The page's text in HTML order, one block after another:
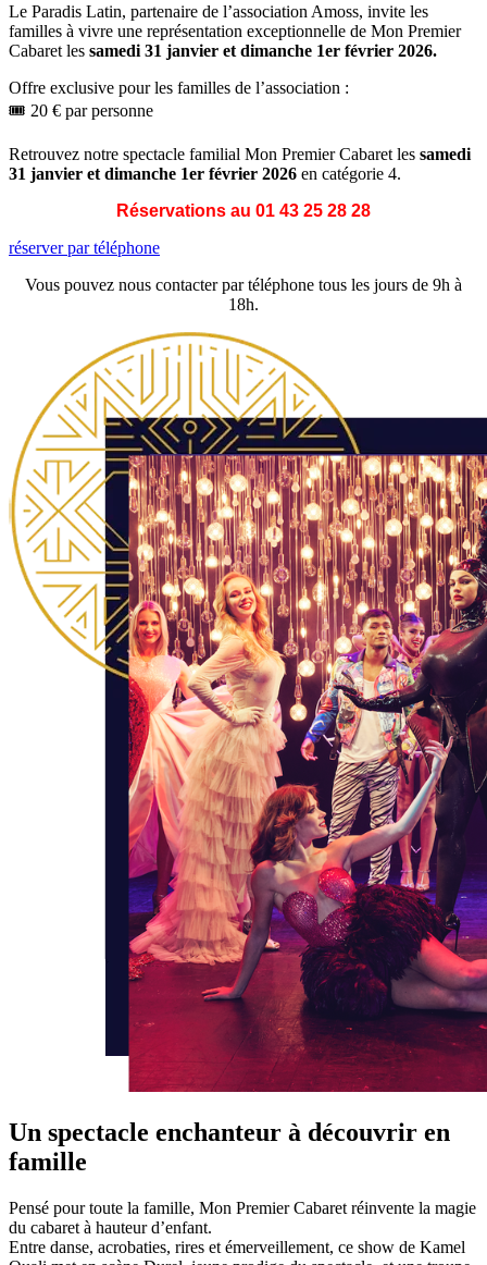
Le Paradis Latin, partenaire de l’association Amoss, invite les
familles à vivre une représentation exceptionnelle de Mon Premier
Cabaret les samedi 31 janvier et dimanche 1er février 2026.
Offre exclusive pour les familles de l’association :
🎟️ 20 € par personne
Retrouvez notre spectacle familial Mon Premier Cabaret les samedi
31 janvier et dimanche 1er février 2026 en catégorie 4.
Réservations au 01 43 25 28 28
réserver par téléphone
Vous pouvez nous contacter par téléphone tous les jours de 9h à
18h.​
Un spectacle enchanteur à découvrir en
famille
Pensé pour toute la famille, Mon Premier Cabaret réinvente la magie
du cabaret à hauteur d’enfant.
Entre danse, acrobaties, rires et émerveillement, ce show de Kamel